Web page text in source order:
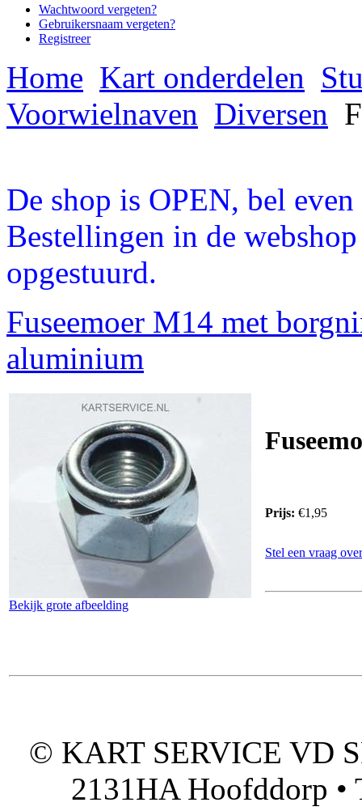
Wachtwoord vergeten?
Gebruikersnaam vergeten?
Registreer
Home Kart onderdelen
Voorwielnaven Diversen
De shop is OPEN, bel
Bestellingen in de
opgestuurd.
Fuseemoer M14 met
aluminium
Bekijk grote afbeelding
Prijs: €1,95
Stel een vraag
© KART SERVICE VD
2131HA Hoofddorp •